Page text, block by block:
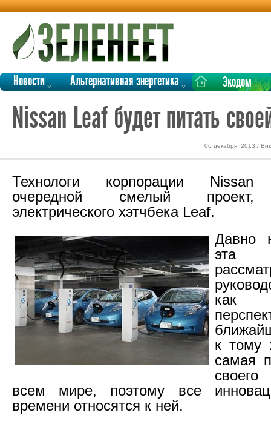
Новости Альтернативная энергетика Экодом
Nissan Leaf будет питать
06 декабря, 2013 /
Технологи корпорации Nissan
очередной смелый проект,
электрического хэтчбека Leaf.
Давно
эта
к тому
самая
всем мире, поэтому все
времени относятся к ней.